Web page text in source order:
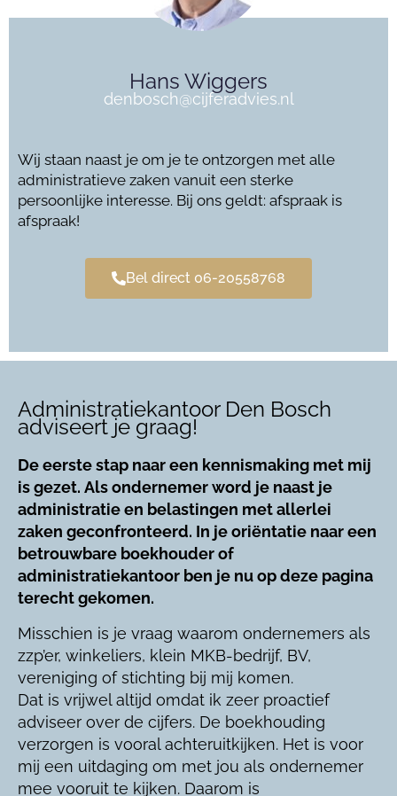
Hans Wiggers
denbosch@cijferadvies.nl
Wij staan naast je om je te ontzorgen met alle
administratieve zaken vanuit een sterke
persoonlijke interesse. Bij ons geldt: afspraak is
afspraak!
Bel direct 06-20558768
Administratiekantoor Den Bosch
adviseert je graag!
De eerste stap naar een kennismaking met mij
is gezet. Als ondernemer word je naast je
administratie en belastingen met allerlei
zaken geconfronteerd. In je oriëntatie naar een
betrouwbare boekhouder of
administratiekantoor ben je nu op deze pagina
terecht gekomen.
Misschien is je vraag waarom ondernemers als
zzp’er, winkeliers, klein MKB-bedrijf, BV,
vereniging of stichting bij mij komen.
Dat is vrijwel altijd omdat ik zeer proactief
adviseer over de cijfers. De boekhouding
verzorgen is vooral achteruitkijken. Het is voor
mij een uitdaging om met jou als ondernemer
mee vooruit te kijken. Daarom is